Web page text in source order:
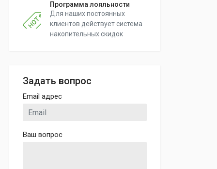
Программа лояльности
Для наших постоянных
клиентов действует система
накопительных скидок
Задать вопрос
Email адрес
Ваш вопрос